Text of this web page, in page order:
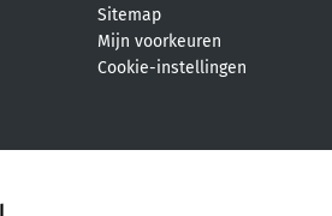
Sitemap
Mijn voorkeuren
Cookie-instellingen